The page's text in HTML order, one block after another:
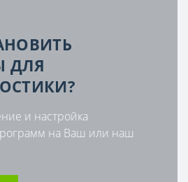
ДЛЯ
и настройка
на Ваш или наш